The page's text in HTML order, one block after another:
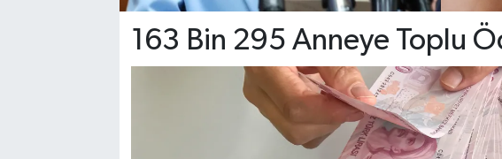
163 Bin 295 Anneye Toplu